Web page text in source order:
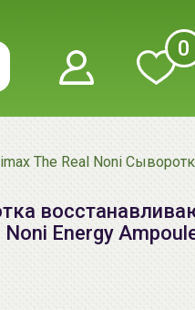
0
The Real Noni
Energy